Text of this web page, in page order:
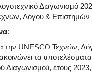
Διαγωνισμό
Λόγου & Επιστημών
:
την UNESCO Τεχνών,
τα
Διαγωνισμού, έτους 2023,